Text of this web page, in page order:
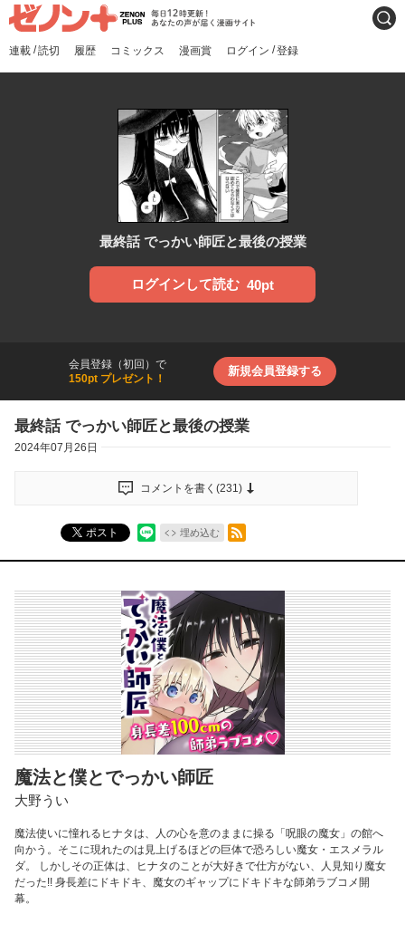
ゼノンプラス
毎日12時更新！あなたの声
が届く漫画サイト
連載 /読切 履歴 コミックス 漫画賞 ログイン /登録
検索
最終話 でっかい師匠と最後の授業
ログインして読む 40pt
会員登録（初回）で
150pt プレゼント！
新規会員登録する
最終話 でっかい師匠と最後の授業
2024年07月26日
コメントを書く(231)
ポスト 埋め込む
RSSフィード
魔法と僕とでっかい師匠
大野うい
魔法使いに憧れるヒナタは、人の心を意のままに操る「呪眼の魔女」の館へ
向かう。そこに現れたのは見上げるほどの巨体で恐ろしい魔女・エスメラル
ダ。 しかしその正体は、ヒナタのことが大好きで仕方がない、人見知り魔女
だった!! 身長差にドキドキ、魔女のギャップにドキドキな師弟ラブコメ開
幕。